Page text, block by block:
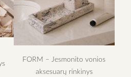
FORM – Jesmonito vonios
aksesuarų rinkinys